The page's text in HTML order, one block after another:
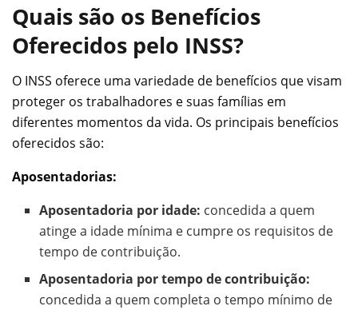
Quais são os Benefícios
Oferecidos pelo INSS?
O INSS oferece uma variedade de benefícios que visam
proteger os trabalhadores e suas famílias em
diferentes momentos da vida. Os principais benefícios
oferecidos são:
Aposentadorias:
Aposentadoria por idade: concedida a quem
atinge a idade mínima e cumpre os requisitos de
tempo de contribuição.
Aposentadoria por tempo de contribuição:
concedida a quem completa o tempo mínimo de